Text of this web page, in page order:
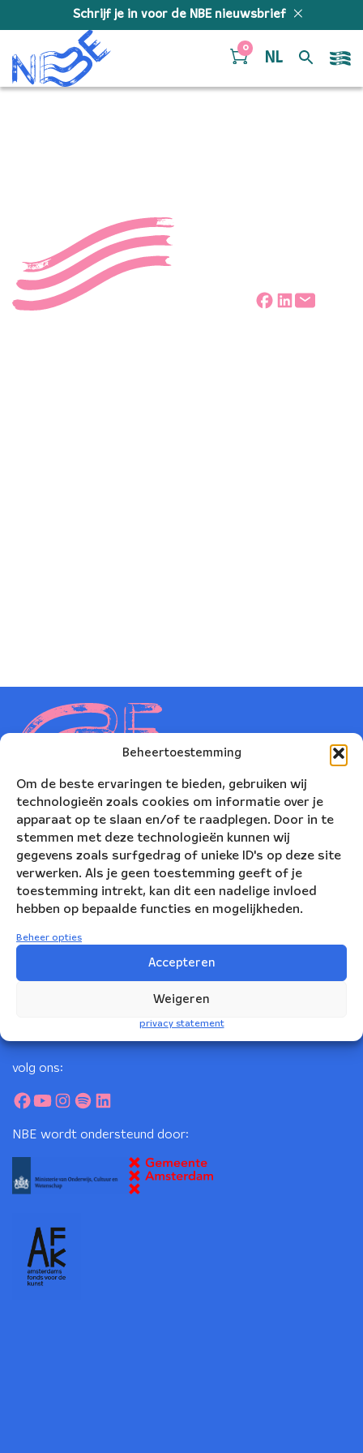
Beheertoestemming
Om de beste ervaringen te bieden, gebruiken wij
technologieën zoals cookies om informatie over je
apparaat op te slaan en/of te raadplegen. Door in te
stemmen met deze technologieën kunnen wij
gegevens zoals surfgedrag of unieke ID's op deze site
verwerken. Als je geen toestemming geeft of je
toestemming intrekt, kan dit een nadelige invloed
hebben op bepaalde functies en mogelijkheden.
Beheer opties
Accepteren
Weigeren
privacy statement
Schrijf je in voor de NBE nieuwsbrief
0
NL
Nederlands Blazers Ensemble
Korte Leidsedwarsstraat 12
volg ons:
NBE wordt ondersteund door: